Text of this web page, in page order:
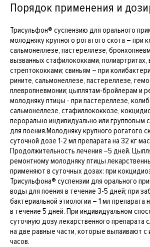
Порядок применения и
Трисульфон® суспензию для орального
молодняку крупного рогатого скота – при
сальмонеллезе, пастереллезе,
вызванных стафилококками, полиартритах,
стрептококками; свиньям – при
рините, сальмонеллезе, пастереллезе,
плевропневмонии; цыплятам-бройлерам и
молодняку птицы - при пастереллезе,
сальмонеллезе, стафиллококкозе,
перорально индивидуально или групповым
для поения.Молодняку крупного рогатого
суточной дозе 1-2 мл препарата на 32 кг
Продолжительность лечения –5 дней.
ремонтному молодняку птицы
применяют в суточных дозах: при
Трисульфона® суспензии для орального
воды для поения в течение 3-5 дней; при
бактериальной этиологии – 1 мл препарата
в течение 5 дней. При индивидуальном
суточную дозу лекарственного препарата
на две равные части, которые выпаивают с
часов.